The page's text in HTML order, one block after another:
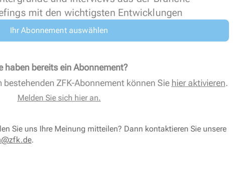
mit den wichtigsten Entwicklungen
Ihr Abonnement auswählen
haben bereits ein Abonnement?
ZFK-Abonnement können Sie hier aktivieren.
Melden Sie sich hier an.
Sie uns Ihre Meinung mitteilen? Dann kontaktieren Sie unsere
.